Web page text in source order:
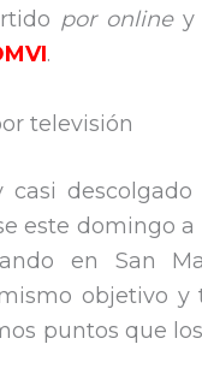
por onliney
.
televisión
este domingo a
en San
objetivo y
puntos que